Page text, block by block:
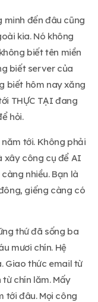
minh đến đâu cũng
kia. Nó không
biết tên miền
biết server của
biết hôm nay xăng
THỰC TẠI đang
hỏi.
tới. Không phải
xây công cụ để AI
nhiều. Bạn là
giếng càng có
thứ đã sống ba
mươi chín. Hệ
Giao thức email từ
chín lăm. Mấy
tới đâu. Mọi công